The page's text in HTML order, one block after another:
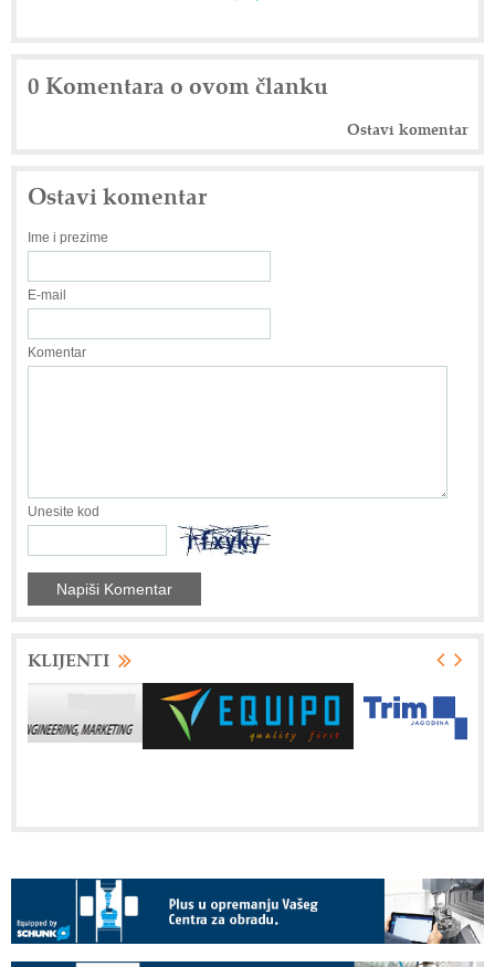
0 Komentara o ovom članku
Ostavi komentar
Ostavi komentar
Ime i prezime
E-mail
Komentar
Unesite kod
KLIJENTI